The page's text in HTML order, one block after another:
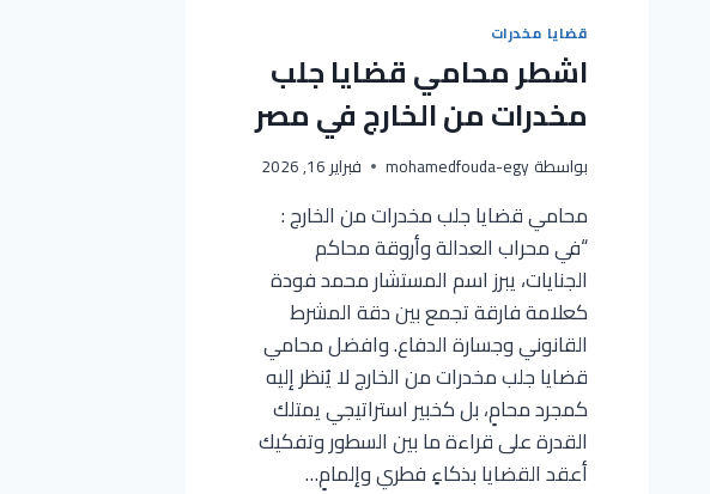
قضايا مخدرات
اشطر محامي قضايا جلب
مخدرات من الخارج في مصر
بواسطة mohamedfouda-egy فبراير 16, 2026
محامي قضايا جلب مخدرات من الخارج :
“في محراب العدالة وأروقة محاكم
الجنايات، يبرز اسم المستشار محمد فودة
كعلامة فارقة تجمع بين دقة المشرط
القانوني وجسارة الدفاع. وافضل محامي
قضايا جلب مخدرات من الخارج لا يُنظر إليه
كمجرد محامٍ، بل كخبير استراتيجي يمتلك
القدرة على قراءة ما بين السطور وتفكيك
أعقد القضايا بذكاءٍ فطري وإلمامٍ…